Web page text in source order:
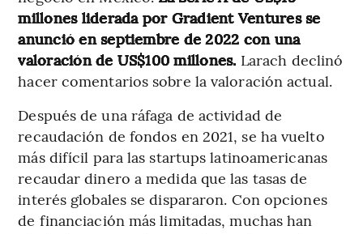
millones liderada por Gradient Ventures se
anunció en septiembre de 2022 con una
valoración de US$100 millones. Larach declinó
hacer comentarios sobre la valoración actual.
Después de una ráfaga de actividad de
recaudación de fondos en 2021, se ha vuelto
más difícil para las startups latinoamericanas
recaudar dinero a medida que las tasas de
interés globales se dispararon. Con opciones
de financiación más limitadas, muchas han